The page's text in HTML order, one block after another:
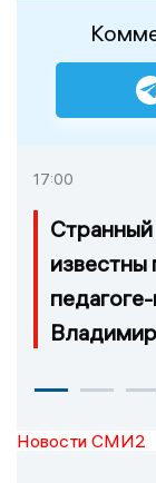
17:00
Странный
Новости СМИ2